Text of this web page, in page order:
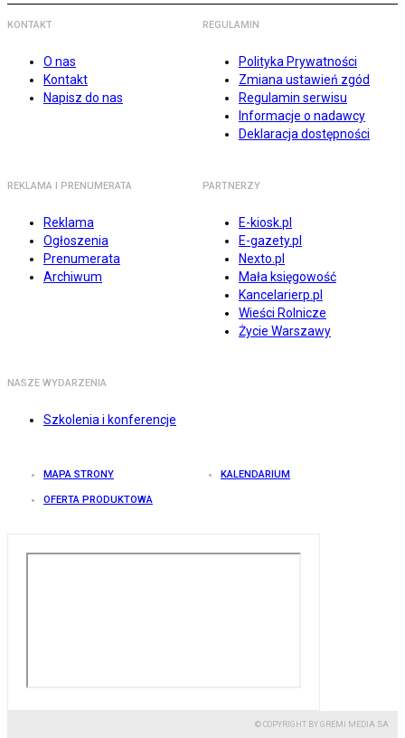
KONTAKT
O nas
Kontakt
Napisz do nas
REGULAMIN
Polityka Prywatności
Zmiana ustawień zgód
Regulamin serwisu
Informacje o nadawcy
Deklaracja dostępności
REKLAMA I PRENUMERATA
Reklama
Ogłoszenia
Prenumerata
Archiwum
PARTNERZY
E-kiosk.pl
E-gazety.pl
Nexto.pl
Mała księgowość
Kancelarierp.pl
Wieści Rolnicze
Życie Warszawy
NASZE WYDARZENIA
Szkolenia i konferencje
MAPA STRONY KALENDARIUM
OFERTA PRODUKTOWA
© COPYRIGHT BY GREMI MEDIA SA